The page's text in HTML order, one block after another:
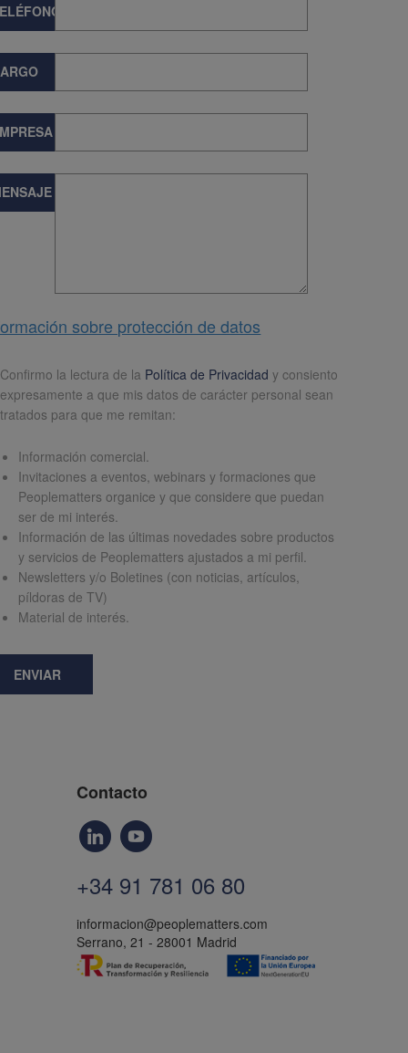
sobre protección de datos
Confirmo la lectura de la Política de Privacidad y consiento
expresamente a que mis datos de carácter personal sean
tratados para que me remitan:
Información comercial.
Invitaciones a eventos, webinars y formaciones que
Peoplematters organice y que considere que puedan
ser de mi interés.
Información de las últimas novedades sobre productos
y servicios de Peoplematters ajustados a mi perfil.
Newsletters y/o Boletines (con noticias, artículos,
píldoras de TV)
Material de interés.
ENVIAR
Contacto
+34 91 781 06 80
informacion@peoplematters.com
Serrano, 21 - 28001 Madrid